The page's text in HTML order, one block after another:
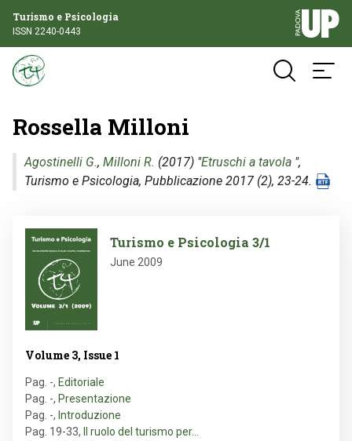
Turismo e Psicologia
ISSN 2240-0443
Rossella Milloni
Agostinelli G., Milloni R. (2017) "Etruschi a tavola ",
Turismo e Psicologia, Pubblicazione 2017 (2), 23-24.
Image
Turismo e Psicologia 3/1
June 2009
Volume 3, Issue 1
Pag. -, Editoriale
Pag. -, Presentazione
Pag. -, Introduzione
Pag. 19-33,
Il ruolo del turismo per…